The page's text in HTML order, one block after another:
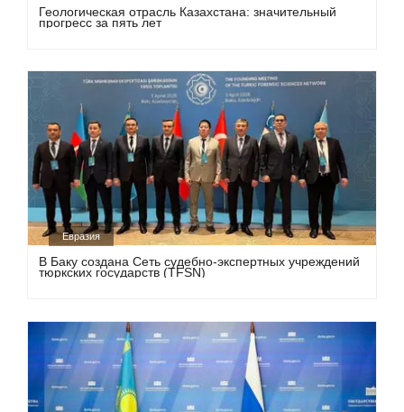
Геологическая отрасль Казахстана: значительный
прогресс за пять лет
Евразия
В Баку создана Сеть судебно-экспертных учреждений
тюркских государств (TFSN)